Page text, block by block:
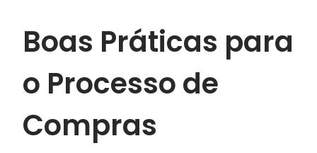
Boas Práticas para
o Processo de
Compras